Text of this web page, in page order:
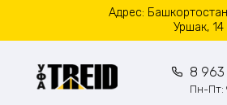
содержанию
Адрес:
Уршак, 14
8
Пн-Пт: